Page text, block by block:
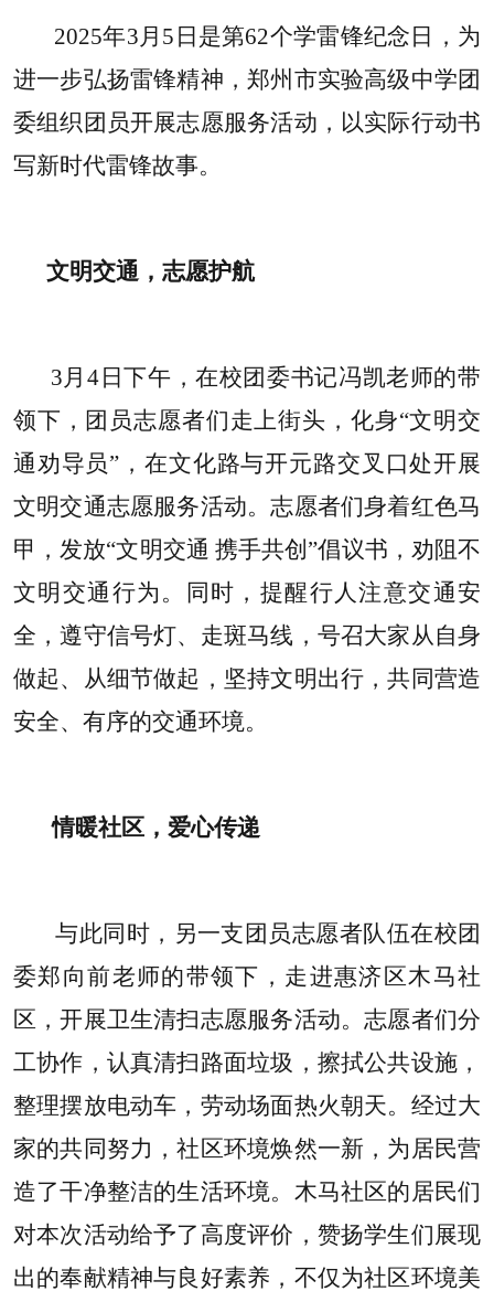
2025年3月5日是第62个学雷锋纪念日，为
进一步弘扬雷锋精神，郑州市实验高级中学团
委组织团员开展志愿服务活动，以实际行动书
写新时代雷锋故事。
文明交通，志愿护航
3月4日下午，在校团委书记冯凯老师的带
领下，团员志愿者们走上街头，化身“文明交
通劝导员”，在文化路与开元路交叉口处开展
文明交通志愿服务活动。志愿者们身着红色马
甲，发放“文明交通 携手共创”倡议书，劝阻不
文明交通行为。同时，提醒行人注意交通安
全，遵守信号灯、走斑马线，号召大家从自身
做起、从细节做起，坚持文明出行，共同营造
安全、有序的交通环境。
情暖社区，爱心传递
与此同时，另一支团员志愿者队伍在校团
委郑向前老师的带领下，走进惠济区木马社
区，开展卫生清扫志愿服务活动。志愿者们分
工协作，认真清扫路面垃圾，擦拭公共设施，
整理摆放电动车，劳动场面热火朝天。经过大
家的共同努力，社区环境焕然一新，为居民营
造了干净整洁的生活环境。木马社区的居民们
对本次活动给予了高度评价，赞扬学生们展现
出的奉献精神与良好素养，不仅为社区环境美